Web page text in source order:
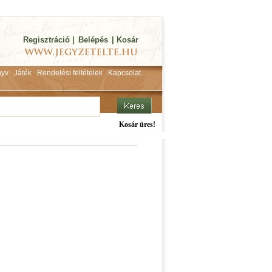
Regisztráció Belépés Kosár
Játék Rendelési feltételek Kapcsolat
Kosár üres!